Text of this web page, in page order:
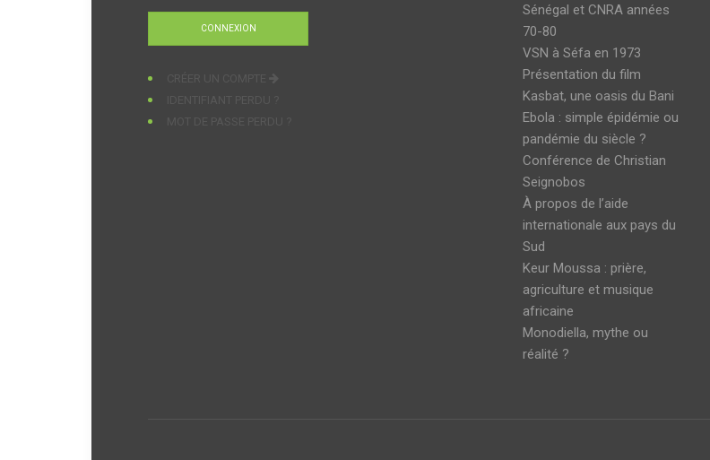
Sénégal et CNRA années
70-80
VSN à Séfa en 1973
Présentation du film
Kasbat, une oasis du Bani
Ebola : simple épidémie ou
pandémie du siècle ?
Conférence de Christian
Seignobos
À propos de l’aide
internationale aux pays du
Sud
Keur Moussa : prière,
agriculture et musique
africaine
Monodiella, mythe ou
réalité ?